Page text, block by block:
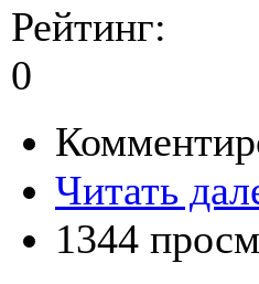
Рейтинг:
0
Читать
1344